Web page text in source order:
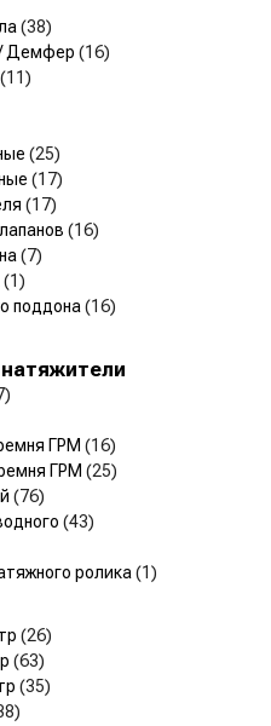
(38)
Демфер (16)
(11)
(25)
(17)
(17)
(16)
(7)
(1)
поддона (16)
ГРМ (16)
ГРМ (25)
(76)
(43)
ролика (1)
(26)
(63)
(35)